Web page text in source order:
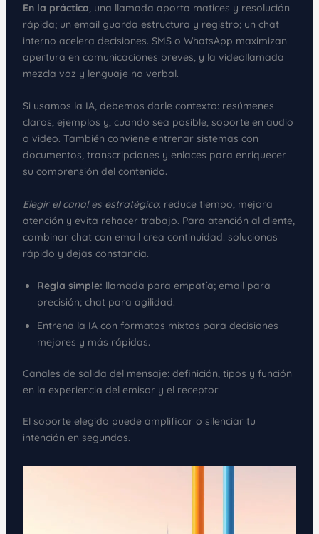
En la práctica, una llamada aporta matices y resolución
rápida; un email guarda estructura y registro; un chat
interno acelera decisiones. SMS o WhatsApp maximizan
apertura en comunicaciones breves, y la videollamada
mezcla voz y lenguaje no verbal.
Si usamos la IA, debemos darle contexto: resúmenes
claros, ejemplos y, cuando sea posible, soporte en audio
o video. También conviene entrenar sistemas con
documentos, transcripciones y enlaces para enriquecer
su comprensión del contenido.
Elegir el canal es estratégico: reduce tiempo, mejora
atención y evita rehacer trabajo. Para atención al cliente,
combinar chat con email crea continuidad: solucionas
rápido y dejas constancia.
Regla simple: llamada para empatía; email para
precisión; chat para agilidad.
Entrena la IA con formatos mixtos para decisiones
mejores y más rápidas.
Canales de salida del mensaje: definición, tipos y función
en la experiencia del emisor y el receptor
El soporte elegido puede amplificar o silenciar tu
intención en segundos.